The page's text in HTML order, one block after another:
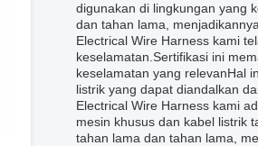
digunakan di lingkungan yang
dan tahan lama,
Electrical Wire Harness kami
keselamatan.Sertifikasi ini
keselamatan yang relevanHal
listrik yang dapat diandalkan
Electrical Wire Harness kami
mesin khusus dan kabel listrik
tahan lama dan tahan lama,